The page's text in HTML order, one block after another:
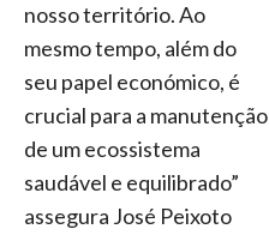
nosso território. Ao
mesmo tempo, além do
seu papel económico, é
crucial para a manutenção
de um ecossistema
saudável e equilibrado”
assegura José Peixoto